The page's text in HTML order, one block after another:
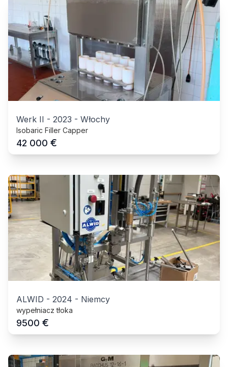
Werk II - 2023 - Włochy
Isobaric Filler Capper
42 000 €
ALWID - 2024 - Niemcy
wypełniacz tłoka
9500 €